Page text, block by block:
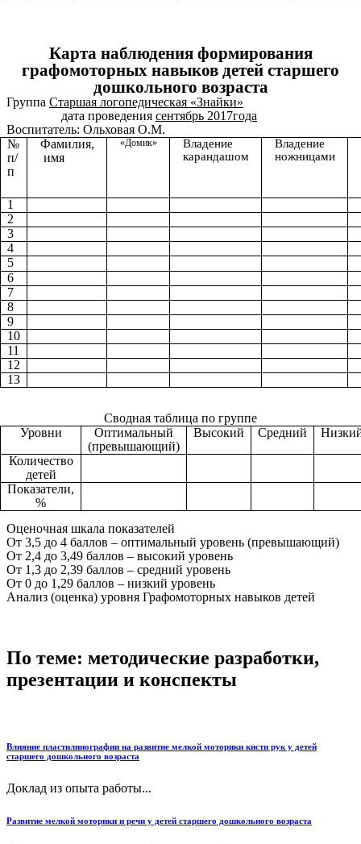
Карта наблюдения формирования
графомоторных навыков детей старшего
дошкольного возраста
Группа Старшая логопедическая «Знайки»
дата проведения сентябрь 2017года
Воспитатель: Ольховая О.М.
№
п/
п
Фамилия,
имя
«Домик»
Владение
карандашом
Владение
ножницами
1
2
3
4
5
6
7
8
9
10
11
12
13
Сводная таблица по группе
Уровни
Оптимальный
(превышающий)
Высокий Средний
Количество
детей
Показатели,
%
Оценочная шкала показателей
От 3,5 до 4 баллов – оптимальный уровень (превышающий)
От 2,4 до 3,49 баллов – высокий уровень
От 1,3 до 2,39 баллов – средний уровень
От 0 до 1,29 баллов – низкий уровень
Анализ (оценка) уровня Графомоторных навыков детей
По теме: методические разработки,
презентации и конспекты
Влияние пластилинографии на развитие мелкой моторики кисти рук у детей
старшего дошкольного возраста
Доклад из опыта работы...
Развитие мелкой моторики и речи у детей старшего дошкольного возраста